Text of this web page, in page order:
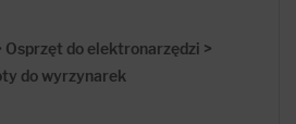
Osprzęt do elektronarzędzi >
do wyrzynarek